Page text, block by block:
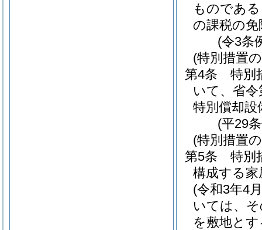
ものであ
の課税の免
(令3条
(特別措置
第4条
特別
いて、省
特別償却
(平29
(特別措置
第5条
特別
構成する
(令和3年4
いては、
を敷地と